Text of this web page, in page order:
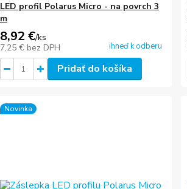
LED profil Polarus Micro - na povrch 3
m
8,92 €/ks
7,25 € bez DPH ihneď k odberu
Pridať do košíka
Novinka